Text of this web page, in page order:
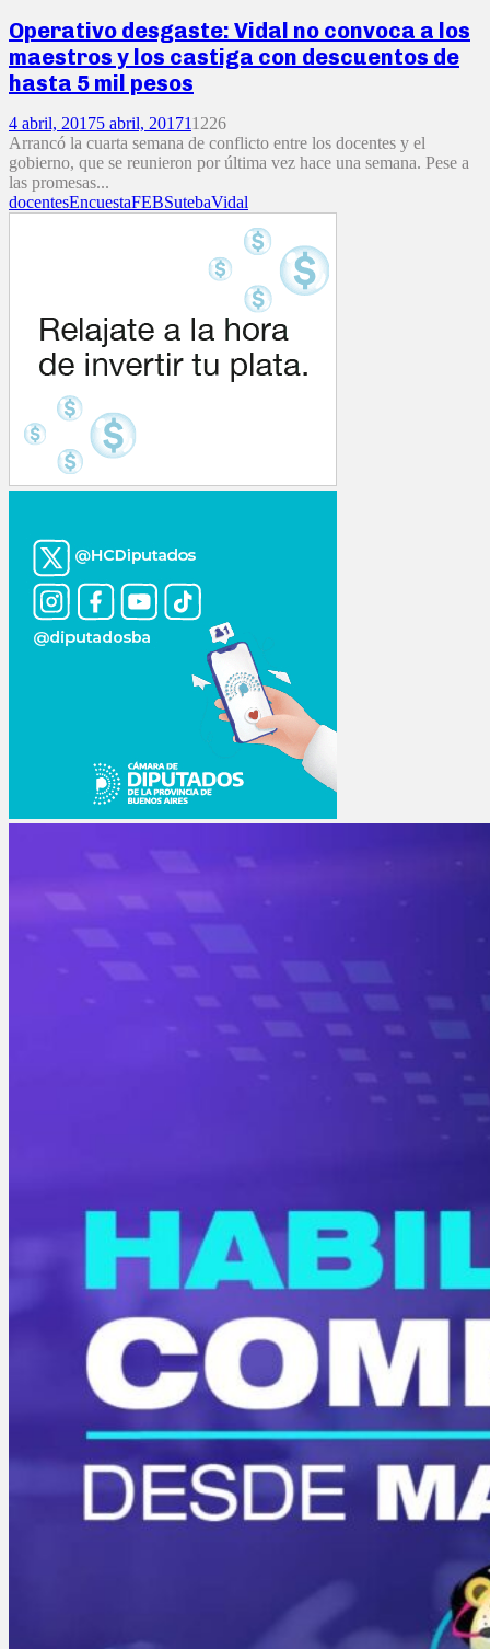
Operativo desgaste: Vidal no convoca a los
maestros y los castiga con descuentos de
hasta 5 mil pesos
4 abril, 20175 abril, 201711226
Arrancó la cuarta semana de conflicto entre los docentes y el
gobierno, que se reunieron por última vez hace una semana. Pese a
las promesas...
docentesEncuestaFEBSutebaVidal